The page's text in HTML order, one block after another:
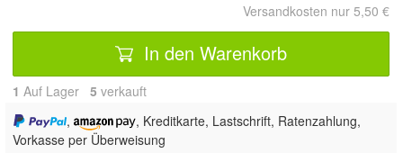
Versandkosten nur 5,50 €
In den Warenkorb
1 Auf Lager 5 verkauft
,
, Kreditkarte, Lastschrift, Ratenzahlung,
Vorkasse per Überweisung